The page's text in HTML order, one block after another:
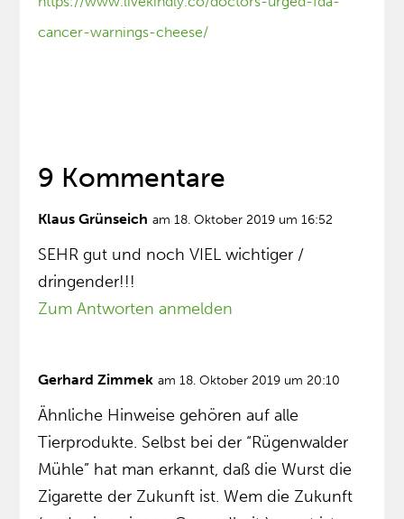
cancer-warnings-cheese/
9 Kommentare
Klaus Grünseich am 18. Oktober 2019 um 16:52
SEHR gut und noch VIEL wichtiger /
dringender!!!
Zum Antworten anmelden
Gerhard Zimmek am 18. Oktober 2019 um 20:10
Ähnliche Hinweise gehören auf alle
Tierprodukte. Selbst bei der “Rügenwalder
Mühle” hat man erkannt, daß die Wurst die
Zigarette der Zukunft ist. Wem die Zukunft